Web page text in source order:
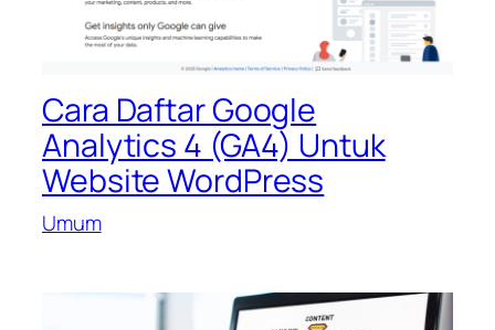
Cara Daftar Google
Analytics 4 (GA4) Untuk
Website WordPress
Umum